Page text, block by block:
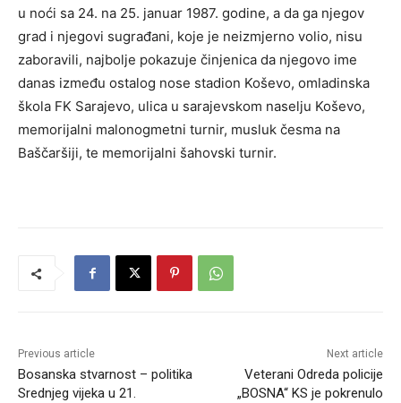
u noći sa 24. na 25. januar 1987. godine, a da ga njegov
grad i njegovi sugrađani, koje je neizmjerno volio, nisu
zaboravili, najbolje pokazuje činjenica da njegovo ime
danas između ostalog nose stadion Koševo, omladinska
škola FK Sarajevo, ulica u sarajevskom naselju Koševo,
memorijalni malonogmetni turnir, musluk česma na
Baščaršiji, te memorijalni šahovski turnir.
Previous article
Bosanska stvarnost – politika
Srednjeg vijeka u 21.
Next article
Veterani Odreda policije
„BOSNA“ KS je pokrenulo